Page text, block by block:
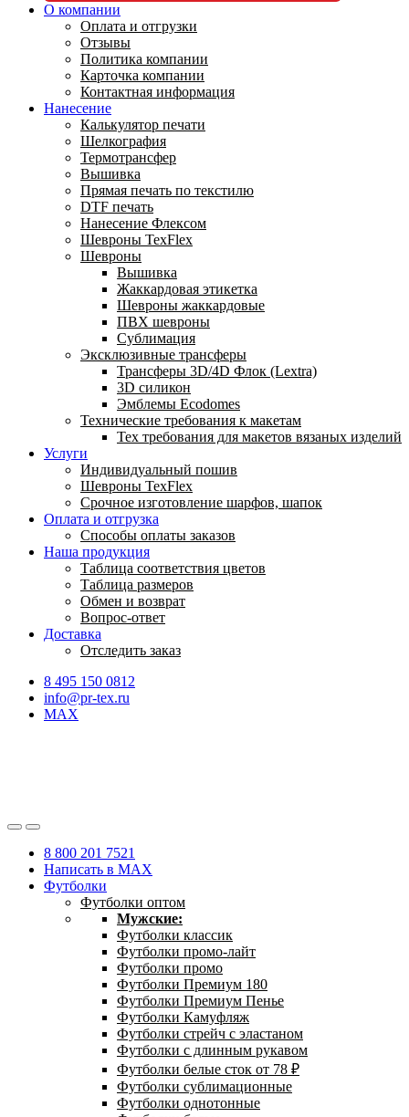
О компании
Оплата и отгрузки
Отзывы
Политика компании
Карточка компании
Контактная информация
Нанесение
Калькулятор печати
Шелкография
Термотрансфер
Вышивка
Прямая печать по текстилю
DTF печать
Нанесение Флексом
Шевроны TexFlex
Шевроны
Вышивка
Жаккардовая этикетка
Шевроны жаккардовые
ПВХ шевроны
Сублимация
Эксклюзивные трансферы
Трансферы 3D/4D Флок (Lextra)
3D силикон
Эмблемы Ecodomes
Технические требования к макетам
Тех требования для макетов вязаных изделий
Услуги
Индивидуальный пошив
Шевроны TexFlex
Срочное изготовление шарфов, шапок
Оплата и отгрузка
Способы оплаты заказов
Наша продукция
Таблица соответствия цветов
Таблица размеров
Обмен и возврат
Вопрос-ответ
Доставка
Отследить заказ
8 495 150 0812
info@pr-tex.ru
MAX
8 800 201 7521
Написать в MAX
Футболки
Футболки оптом
Мужские:
Футболки классик
Футболки промо-лайт
Футболки промо
Футболки Премиум 180
Футболки Премиум Пенье
Футболки Камуфляж
Футболки стрейч с эластаном
Футболки с длинным рукавом
Футболки белые сток от 78 ₽
Футболки сублимационные
Футболки однотонные